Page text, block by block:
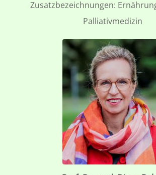
Zusatzbezeichnungen:
Palliativmedizin